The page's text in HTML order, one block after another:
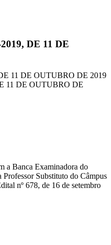
DE 11 DE
11 DE OUTUBRO DE 2019
11 DE OUTUBRO DE
a Banca Examinadora do
Substituto do Câmpus
nº 678, de 16 de setembro